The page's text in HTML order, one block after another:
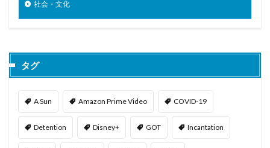
社会・文化
タグ
A Sun Amazon Prime Video COVID-19
Detention Disney+ GOT Incantation